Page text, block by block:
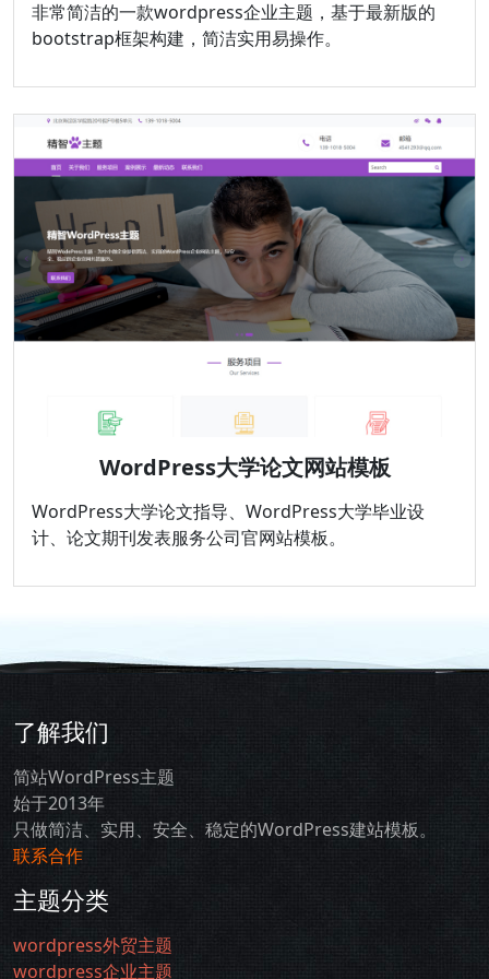
非常简洁的一款wordpress企业主题，基于最新版的
bootstrap框架构建，简洁实用易操作。
WordPress大学论文网站模板
WordPress大学论文指导、WordPress大学毕业设
计、论文期刊发表服务公司官网站模板。
了解我们
简站WordPress主题
始于2013年
只做简洁、实用、安全、稳定的WordPress建站模板。
联系合作
主题分类
wordpress外贸主题
wordpress企业主题